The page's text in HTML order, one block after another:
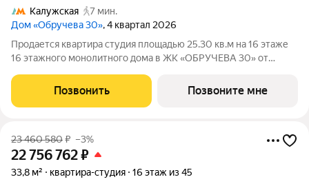
Калужская
7 мин.
Дом «Обручева 30», 4 квартал 2026
Продается квартира студия площадью 25.30 кв.м на 16 этаже
16 этажного монолитного дома в ЖК «ОБРУЧЕВА 30» от
районе ЮЗАО и шаговой доступности от станции метро
«Калужская». Два корпуса
Позвонить Позвоните мне
23 460 580₽ –3%
22 756 762₽
33,8 м² квартира-студия 16 этаж из 45